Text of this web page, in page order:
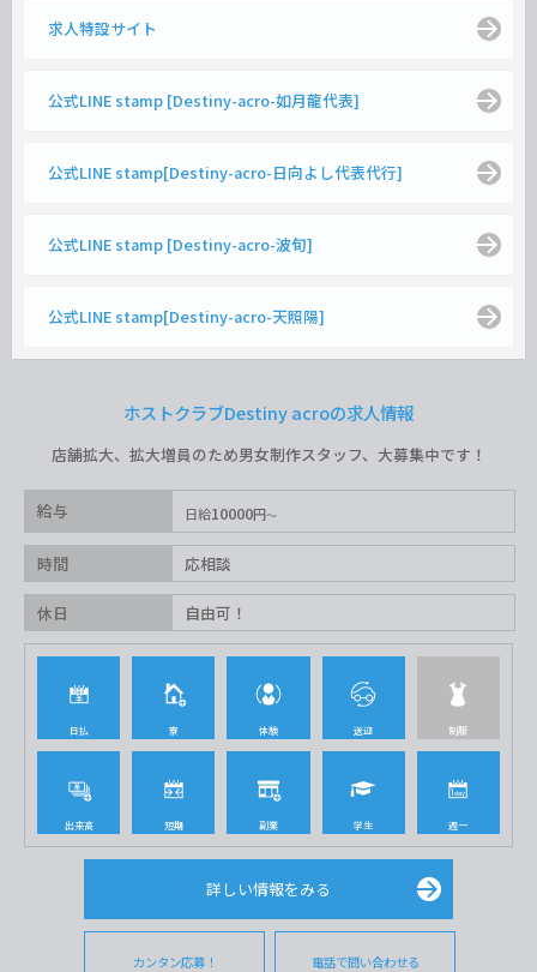
求人特設サイト
公式LINE stamp [Destiny-acro-如月龍代表]
公式LINE stamp[Destiny-acro-日向よし代表代行]
公式LINE stamp [Destiny-acro-波旬]
公式LINE stamp[Destiny-acro-天照陽]
ホストクラブDestiny acroの求人情報
店舗拡大、拡大増員のため男女制作スタッフ、大募集中です！
給与 日給10000円
時間 応相談
休日 自由可！
日払 寮 体験 送迎 制服
出来高 短期 副業 学生 週一
詳しい情報をみる
カンタン応募！ 電話で問い合わせる